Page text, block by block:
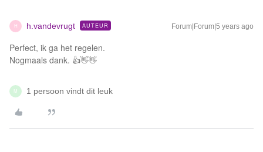
H h.vandevrugt AUTEUR Forum|Forum|5 years ago
Perfect, ik ga het regelen.
Nogmaals dank. 👍👋👋
M 1 persoon vindt dit leuk